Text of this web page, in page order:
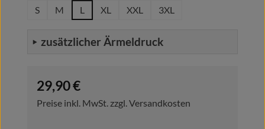
S
M L XL XXL 3XL
zusätzlicher Ärmeldruck
Regulärer Preis:
29,90 €
Preise inkl. MwSt. zzgl. Versandkosten